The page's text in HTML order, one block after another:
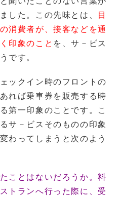
した。この先味とは、 目
消費者が、接客などを通
印象のこと を、サ－ビス
です。
ックイン時のフロントの
れば乗車券を販売する時
第一印象のことです。こ
サ－ビスそのものの印象
わってしまうと次のよう
ことはないだろうか。料
トランへ行った際に、受